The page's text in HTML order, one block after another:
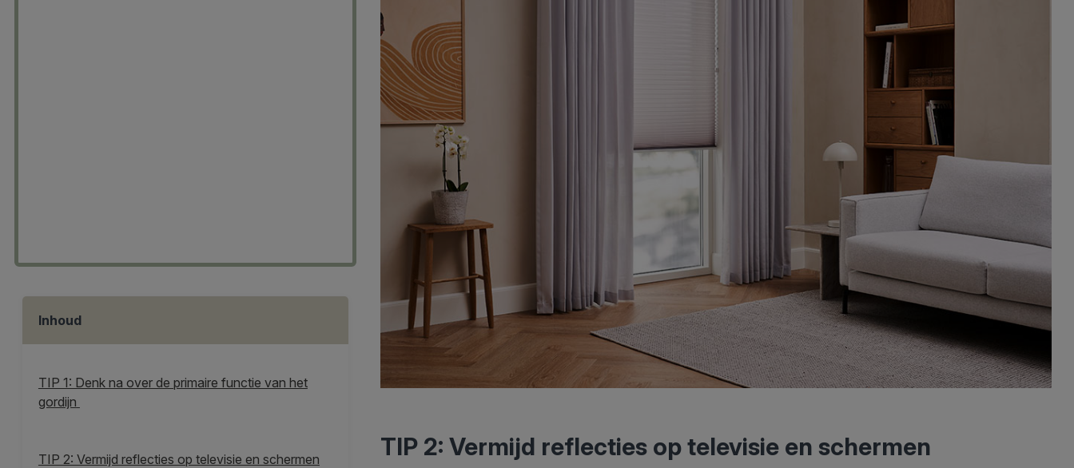
Inhoud
TIP 1: Denk na over de primaire functie van het
gordijn
TIP 2: Vermijd reflecties op televisie en schermen TIP 2: Vermijd reflecties op televisie en schermen